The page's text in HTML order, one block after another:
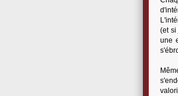
(et si
une